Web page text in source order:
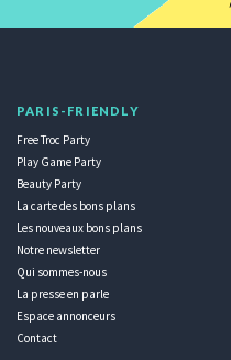
PARIS-FRIENDLY
Free Troc Party
Play Game Party
Beauty Party
La carte des bons plans
Les nouveaux bons plans
Notre newsletter
Qui sommes-nous
La presse en parle
Espace annonceurs
Contact